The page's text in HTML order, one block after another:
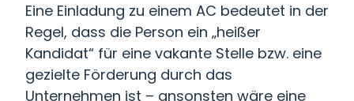
Eine Einladung zu einem AC bedeutet in der
Regel, dass die Person ein „heißer
Kandidat“ für eine vakante Stelle bzw. eine
gezielte Förderung durch das
Unternehmen ist – ansonsten wäre eine